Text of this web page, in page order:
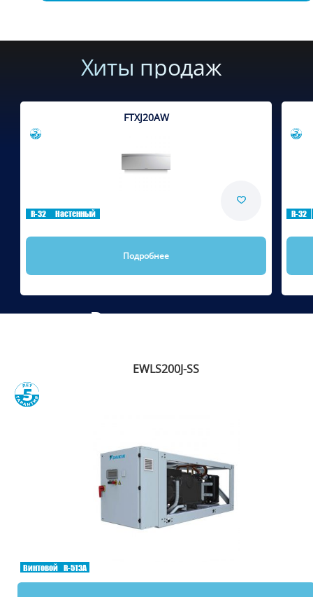
Хиты продаж
FTXJ20AW
R-32 Настенный
Подробнее
R-32
Рекомендуем
EWLS200J-SS
Винтовой R-513A